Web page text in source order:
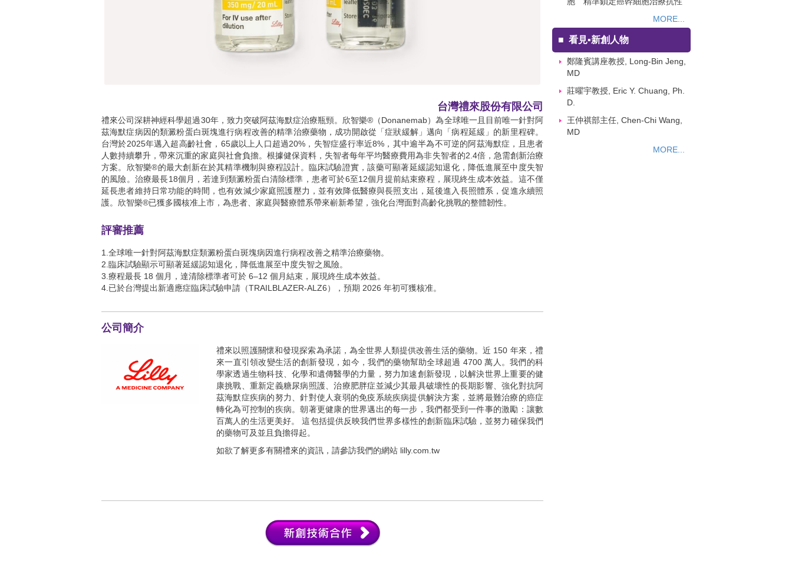
台灣禮來股份有限公司
禮來公司深耕神經科學超過30年，致力突破阿茲海默症治療瓶頸。欣智樂®（Donanemab）為全球唯一且目前唯一針對阿
茲海默症病因的類澱粉蛋白斑塊進行病程改善的精準治療藥物，成功開啟從「症狀緩解」邁向「病程延緩」的新里程碑。
台灣於2025年邁入超高齡社會，65歲以上人口超過20%，失智症盛行率近8%，其中逾半為不可逆的阿茲海默症，且患者
人數持續攀升，帶來沉重的家庭與社會負擔。根據健保資料，失智者每年平均醫療費用為非失智者的2.4倍，急需創新治療
方案。欣智樂®的最大創新在於其精準機制與療程設計。臨床試驗證實，該藥可顯著延緩認知退化，降低進展至中度失智
的風險。治療最長18個月，若達到類澱粉蛋白清除標準，患者可於6至12個月提前結束療程，展現終生成本效益。這不僅
延長患者維持日常功能的時間，也有效減少家庭照護壓力，並有效降低醫療與長照支出，延後進入長照體系，促進永續照
護。欣智樂®已獲多國核准上市，為患者、家庭與醫療體系帶來嶄新希望，強化台灣面對高齡化挑戰的整體韌性。
評審推薦
1.全球唯一針對阿茲海默症類澱粉蛋白斑塊病因進行病程改善之精準治療藥物。
2.臨床試驗顯示可顯著延緩認知退化，降低進展至中度失智之風險。
3.療程最長 18 個月，達清除標準者可於 6–12 個月結束，展現終生成本效益。
4.已於台灣提出新適應症臨床試驗申請（TRAILBLAZER-ALZ6），預期 2026 年初可獲核准。
公司簡介
禮來以照護關懷和發現探索為承諾，為全世界人類提供改善生活的藥物。近 150 年來，禮
來一直引領改變生活的創新發現，如今，我們的藥物幫助全球超過 4700 萬人。我們的科
學家透過生物科技、化學和遺傳醫學的力量，努力加速創新發現，以解決世界上重要的健
康挑戰、重新定義糖尿病照護、治療肥胖症並減少其最具破壞性的長期影響、強化對抗阿
茲海默症疾病的努力、針對使人衰弱的免疫系統疾病提供解決方案，並將最難治療的癌症
轉化為可控制的疾病。朝著更健康的世界邁出的每一步，我們都受到一件事的激勵：讓數
百萬人的生活更美好。 這包括提供反映我們世界多樣性的創新臨床試驗，並努力確保我們
的藥物可及並且負擔得起。
如欲了解更多有關禮來的資訊，請參訪我們的網站 lilly.com.tw
MORE...
■ 看見▪新創人物
鄭隆賓講座教授, Long-Bin Jeng,
MD
莊曜宇教授, Eric Y. Chuang, Ph.
D.
王仲祺部主任, Chen-Chi Wang,
MD
MORE...